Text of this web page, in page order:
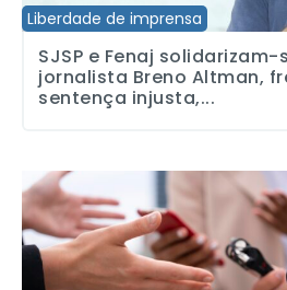
Liberdade de imprensa
SJSP e Fenaj solidarizam-
jornalista Breno Altman,
sentença injusta,...
Defender o jornalismo e os direitos